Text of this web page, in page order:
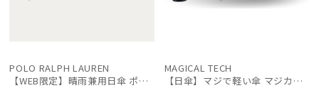
POLO RALPH LAUREN
【WEB限定】晴雨兼用日傘 ポロ ラルフ ローレン（POLO RALPH LAUREN）オーバーロック刺繍 遮光100 UV100
MAGICAL TECH
【日傘】マジで軽い傘 マジカルテックプロテクション（MAGICAL TECH PROTECTION）Tough W rib55cm 耐風 軽量 遮光100